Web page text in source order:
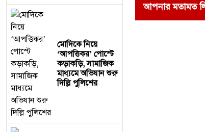
মোদিকে নিয়ে
‘আপত্তিকর’ পোস্টে
কড়াকড়ি, সামাজিক
মাধ্যমে অভিযান শুরু
দিল্লি পুলিশের
আপনার মতামত